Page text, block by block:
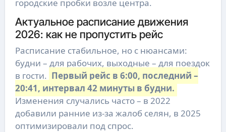
городские пробки возле центра.
Актуальное расписание движения
2026: как не пропустить рейс
Расписание стабильное, но с нюансами:
будни – для рабочих, выходные – для поездок
в гости. Первый рейс в 6:00, последний –
20:41, интервал 42 минуты в будни.
Изменения случались часто – в 2022
добавили ранние из-за жалоб селян, в 2025
оптимизировали под спрос.